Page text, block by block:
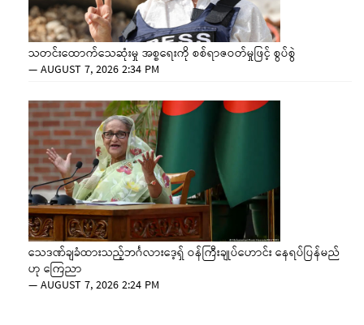
သတင်းထောက်သေဆုံးမှု အစ္စရေးကို စစ်ရာဇဝတ်မှုဖြင့် စွပ်စွဲ
—AUGUST 7, 2026 2:34 PM
သေဒဏ်ချခံထားသည့်ဘင်္ဂလားဒေ့ရှ် ဝန်ကြီးချုပ်ဟောင်း နေရပ်ပြန်မည်
ဟု ကြေညာ
—AUGUST 7, 2026 2:24 PM